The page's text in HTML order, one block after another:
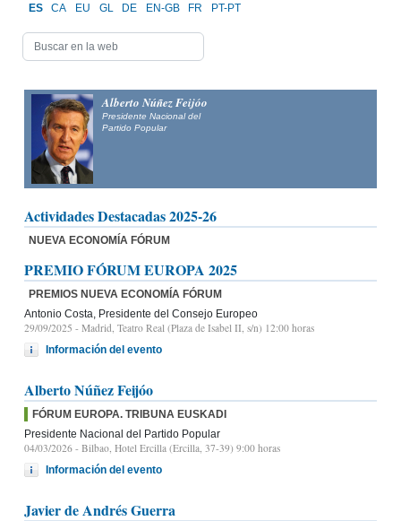
ES CA EU GL DE EN-GB FR PT-PT
Alberto Núñez Feijóo
Presidente Nacional del
Partido Popular
Actividades Destacadas 2025-26
NUEVA ECONOMÍA FÓRUM
PREMIO FÓRUM EUROPA 2025
PREMIOS NUEVA ECONOMÍA FÓRUM
Antonio Costa, Presidente del Consejo Europeo
29/09/2025 - Madrid, Teatro Real (Plaza de Isabel II, s/n) 12:00 horas
Información del evento
Alberto Núñez Feijóo
FÓRUM EUROPA. TRIBUNA EUSKADI
Presidente Nacional del Partido Popular
04/03/2026 - Bilbao, Hotel Ercilla (Ercilla, 37-39) 9:00 horas
Información del evento
Javier de Andrés Guerra